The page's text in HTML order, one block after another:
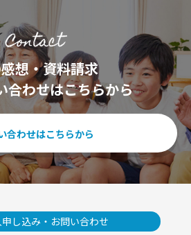
想・資料請求
合わせはこちらから
合わせはこちらから
し込み・お問い合わせ